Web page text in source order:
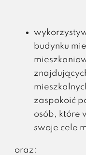
budynku
zaspokoić
osób, które
swoje cele
oraz: